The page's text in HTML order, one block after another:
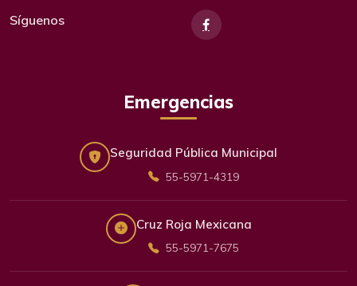
Síguenos
Emergencias
Seguridad Pública Municipal
55-5971-4319
Cruz Roja Mexicana
55-5971-7675